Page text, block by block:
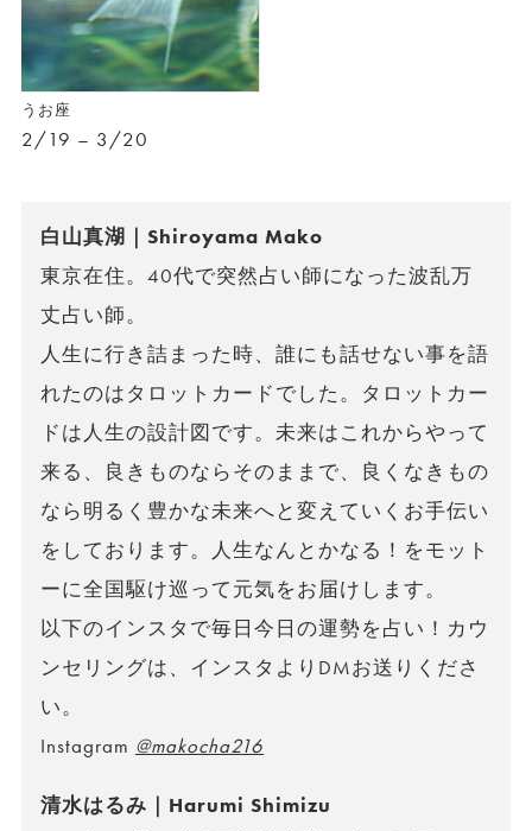
うお座
2/19 – 3/20
白山真湖｜Shiroyama Mako
東京在住。40代で突然占い師になった波乱万
丈占い師。
人生に行き詰まった時、誰にも話せない事を語
れたのはタロットカードでした。タロットカー
ドは人生の設計図です。未来はこれからやって
来る、良きものならそのままで、良くなきもの
なら明るく豊かな未来へと変えていくお手伝い
をしております。人生なんとかなる！をモット
ーに全国駆け巡って元気をお届けします。
以下のインスタで毎日今日の運勢を占い！カウ
ンセリングは、インスタよりDMお送りくださ
い。
Instagram @makocha216
清水はるみ｜Harumi Shimizu